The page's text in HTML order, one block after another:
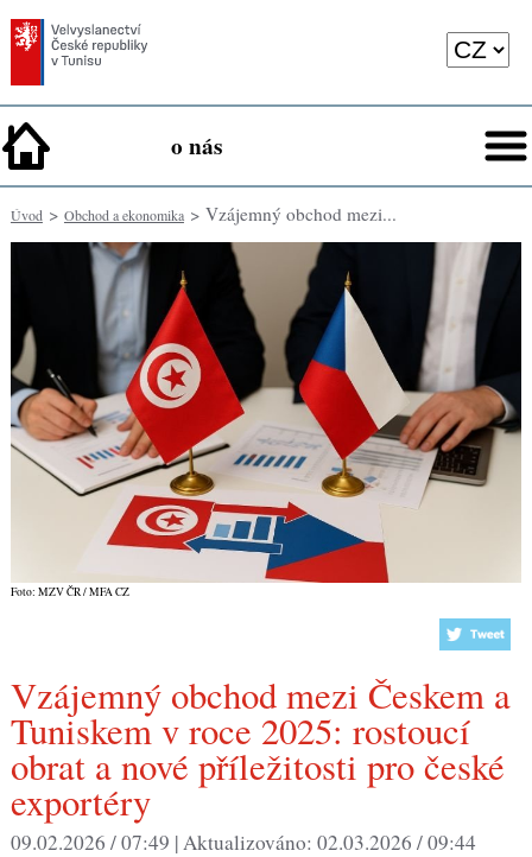
o nás
Úvod> Obchod a ekonomika> Vzájemný obchod mezi...
Foto: MZV ČR / MFA CZ
Vzájemný obchod mezi Českem a
Tuniskem v roce 2025: rostoucí
obrat a nové příležitosti pro české
exportéry
09.02.2026 / 07:49 |Aktualizováno: 02.03.2026 / 09:44